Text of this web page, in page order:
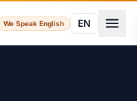
We Speak English EN